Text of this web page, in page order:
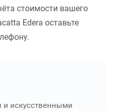
стоимости вашего
Edera оставьте
и искусственными